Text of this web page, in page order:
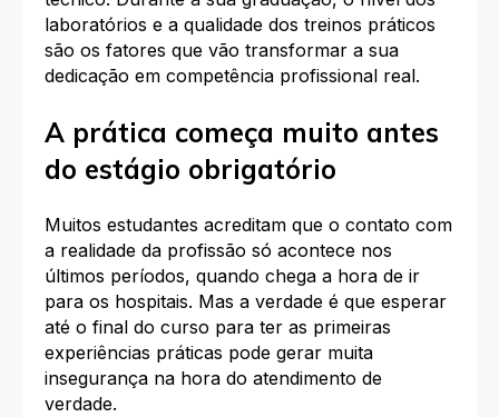
laboratórios e a qualidade dos treinos práticos
são os fatores que vão transformar a sua
dedicação em competência profissional real.
A prática começa muito antes
do estágio obrigatório
Muitos estudantes acreditam que o contato com
a realidade da profissão só acontece nos
últimos períodos, quando chega a hora de ir
para os hospitais. Mas a verdade é que esperar
até o final do curso para ter as primeiras
experiências práticas pode gerar muita
insegurança na hora do atendimento de
verdade.